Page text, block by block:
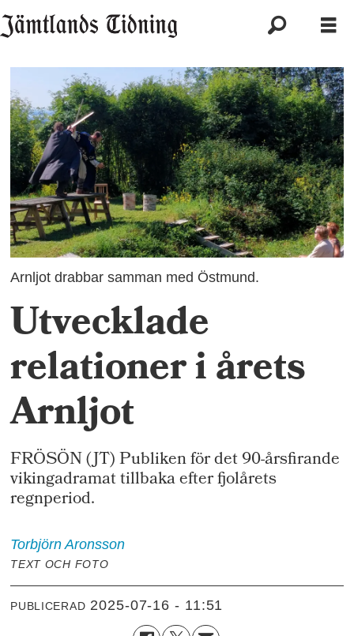
Arnljot drabbar samman med Östmund.
Utvecklade
relationer i årets
Arnljot
FRÖSÖN (JT) Publiken för det 90-årsfirande
vikingadramat tillbaka efter fjolårets
regnperiod.
Torbjörn Aronsson
TEXT OCH FOTO
PUBLICERAD 2025-07-16 - 11:51